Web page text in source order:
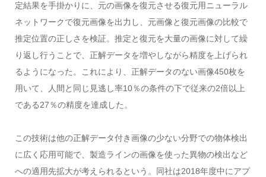
定結果を手掛かりに、元の画像を復元させる復元用ニューラル
ネットワークで復元画像を出力し、元画像と復元画像の比較で
推定位置の正しさを検証。推定と復元を大量の画像に対して繰
り返し行うことで、正解データを増やしながら精度を上げられ
るようになった。これにより、正解データのない画像450枚を
用いて、人間と同じ見逃し率10％の条件の下で従来の2倍以上
である27％の精度を達成した。
この技術は他の正解データ付き画像の少ない分野での物体検出
に広く応用可能で、製造ラインの画像を使った異物の検出など
への適用先拡大が考えられるという。同社は2018年度中にアプ